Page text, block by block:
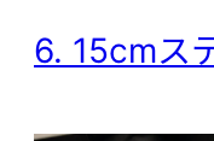
6. 15cmス